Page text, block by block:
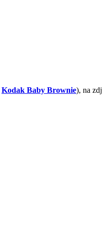
Kodak Baby Brownie), na